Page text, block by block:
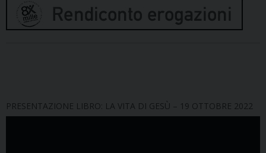
PRESENTAZIONE LIBRO: LA VITA DI GESÙ – 19 OTTOBRE 2022